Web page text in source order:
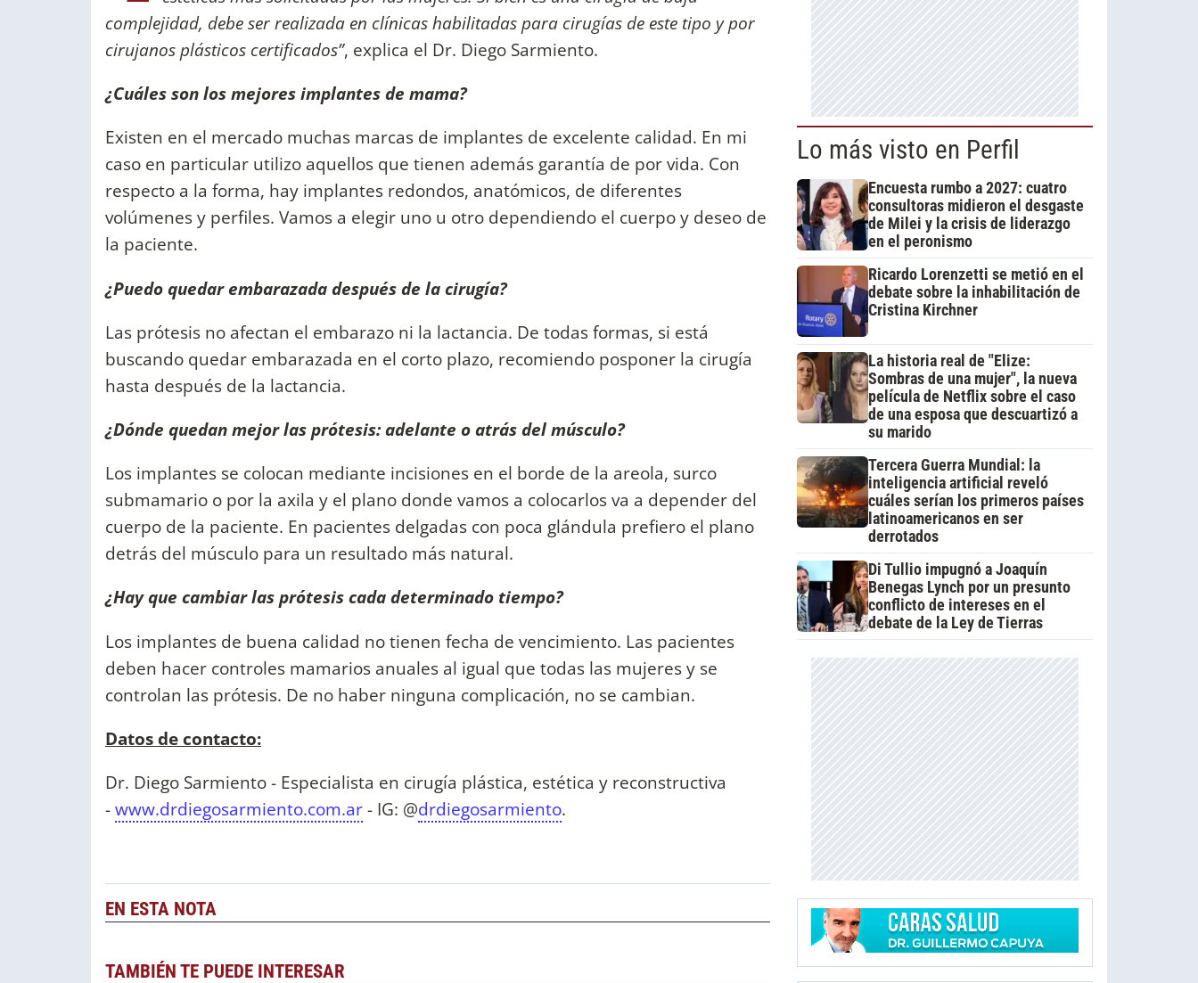
complejidad, debe ser realizada en clínicas habilitadas para cirugías de este tipo y por
cirujanos plásticos certificados”, explica el Dr. Diego Sarmiento.
¿Cuáles son los mejores implantes de mama?
Existen en el mercado muchas marcas de implantes de excelente calidad. En mi
caso en particular utilizo aquellos que tienen además garantía de por vida. Con
respecto a la forma, hay implantes redondos, anatómicos, de diferentes
volúmenes y perfiles. Vamos a elegir uno u otro dependiendo el cuerpo y deseo de
la paciente.
¿Puedo quedar embarazada después de la cirugía?
Las prótesis no afectan el embarazo ni la lactancia. De todas formas, si está
buscando quedar embarazada en el corto plazo, recomiendo posponer la cirugía
hasta después de la lactancia.
¿Dónde quedan mejor las prótesis: adelante o atrás del músculo?
Los implantes se colocan mediante incisiones en el borde de la areola, surco
submamario o por la axila y el plano donde vamos a colocarlos va a depender del
cuerpo de la paciente. En pacientes delgadas con poca glándula prefiero el plano
detrás del músculo para un resultado más natural.
¿Hay que cambiar las prótesis cada determinado tiempo?
Los implantes de buena calidad no tienen fecha de vencimiento. Las pacientes
deben hacer controles mamarios anuales al igual que todas las mujeres y se
controlan las prótesis. De no haber ninguna complicación, no se cambian.
Datos de contacto:
Dr. Diego Sarmiento - Especialista en cirugía plástica, estética y reconstructiva
-www.drdiegosarmiento.com.ar- IG: @drdiegosarmiento.
EN ESTA NOTA
TAMBIÉN TE PUEDE INTERESAR
Lo más visto en Perfil
Encuesta rumbo a 2027: cuatro
consultoras midieron el desgaste
de Milei y la crisis de liderazgo
en el peronismo
Ricardo Lorenzetti se metió en el
debate sobre la inhabilitación de
Cristina Kirchner
La historia real de "Elize:
Sombras de una mujer", la nueva
película de Netflix sobre el caso
de una esposa que descuartizó a
su marido
Tercera Guerra Mundial: la
inteligencia artificial reveló
cuáles serían los primeros países
latinoamericanos en ser
derrotados
Di Tullio impugnó a Joaquín
Benegas Lynch por un presunto
conflicto de intereses en el
debate de la Ley de Tierras